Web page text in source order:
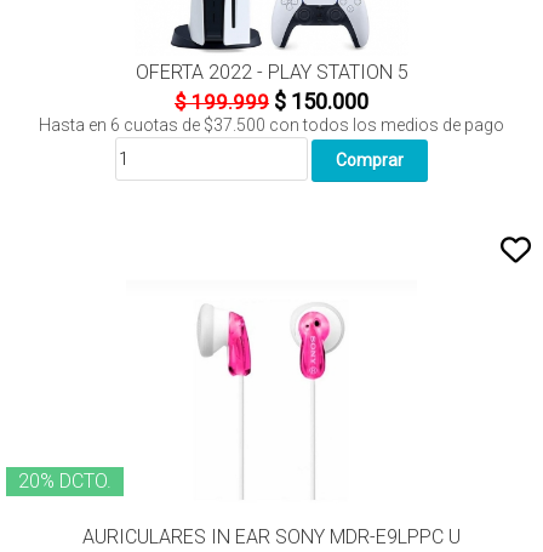
OFERTA 2022 - PLAY STATION 5
$ 199.999 $ 150.000
Hasta en 6 cuotas de $37.500 con todos los medios de pago
20% DCTO.
AURICULARES IN EAR SONY MDR-E9LPPC U